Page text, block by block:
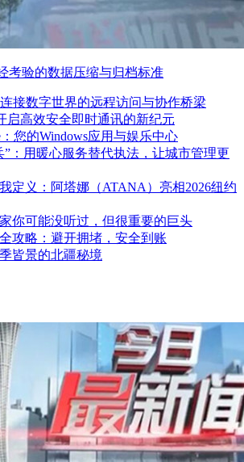
考验的数据压缩与归档标准
连接数字世界的远程访问与协作桥梁
启高效安全即时通讯的新纪元
：您的Windows应用与娱乐中心
”：用暖心服务替代执法，让城市管理更
定义：阿塔娜（ATANA）亮相2026纽约
你可能没听过，但很重要的巨头
攻略：避开拥堵，安全到账
皆景的北疆秘境